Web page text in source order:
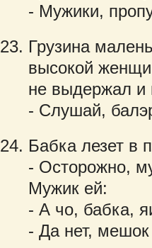
- Мужики,
Грузина
высокой
не выдержал и
- Слушай,
Бабка лезет в
- Осторожно,
Мужик ей:
- А чо, бабка,
- Да нет, мешок